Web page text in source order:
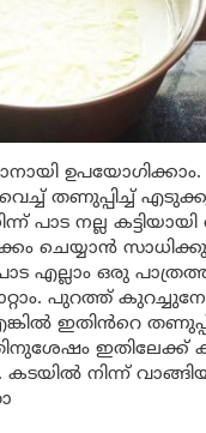
ഉപയോഗിക്കാം.
തണുപ്പിച്ച്
പാട നല്ല
ചെയ്യാൻ
എല്ലാം ഒരു
പുറത്ത്
ഇതിൻറെ തണുപ്പ്
ഇതിലേക്ക്
നിന്ന്